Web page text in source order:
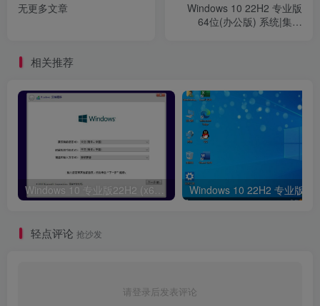
无更多文章
Windows 10 22H2 专业版
64位(办公版) 系统|集成
相关推荐
Windows 10 专业版22H2 (x64) – DVD[官方原版ISO]
轻点评论 抢沙发
请登录后发表评论